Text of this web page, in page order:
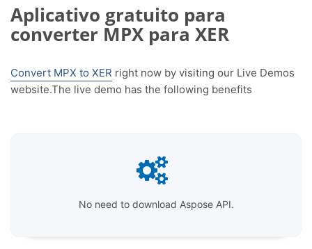
Aplicativo gratuito para
converter MPX para XER
Convert MPX to XER right now by visiting our Live Demos
website.The live demo has the following benefits
No need to download Aspose API.